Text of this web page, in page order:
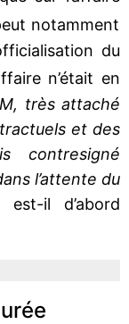
notamment
du
n’était en
très attaché
et des
contresigné
l’attente du
il d’abord